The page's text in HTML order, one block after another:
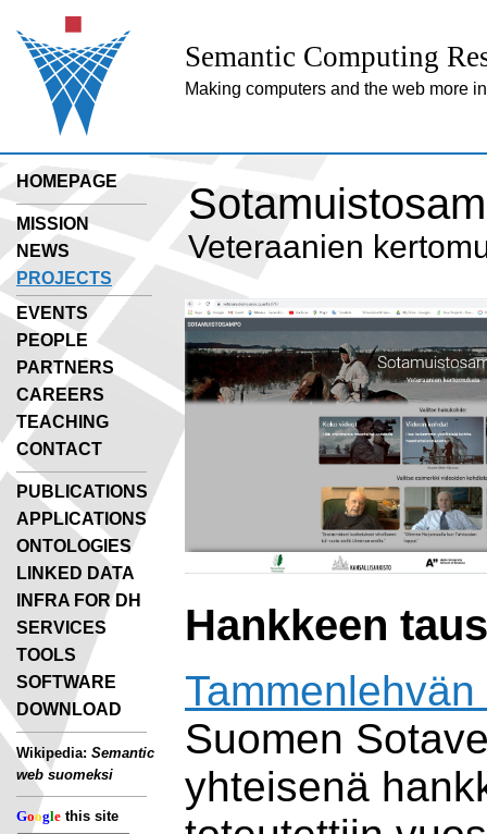
Semantic Computing
Making computers and the web more
HOMEPAGE
MISSION
NEWS
PROJECTS
EVENTS
PEOPLE
PARTNERS
CAREERS
TEACHING
CONTACT
PUBLICATIONS
APPLICATIONS
ONTOLOGIES
LINKED DATA
INFRA FOR DH
SERVICES
TOOLS
SOFTWARE
DOWNLOAD
Wikipedia: Semantic
web suomeksi
Google this site
Veteraanien
Hankkeen
Suomen
yhteisenä